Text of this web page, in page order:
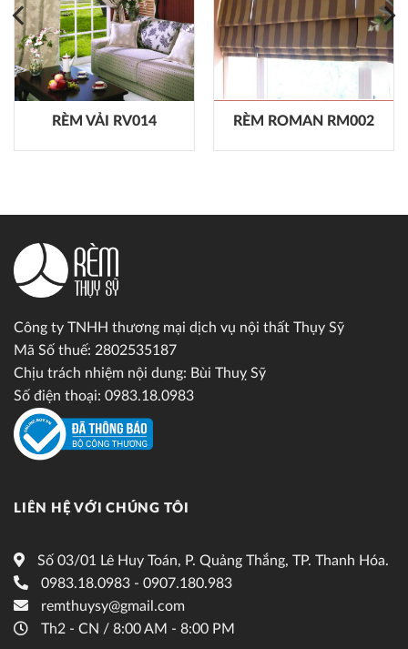
RÈM VẢI RV014 RÈM ROMAN RM002
Công ty TNHH thương mại dịch vụ nội thất Thụy Sỹ
Mã Số thuế: 2802535187
Chịu trách nhiệm nội dung: Bùi Thuỵ Sỹ
Số điện thoại: 0983.18.0983
LIÊN HỆ VỚI CHÚNG TÔI
Số 03/01 Lê Huy Toán, P. Quảng Thắng, TP. Thanh Hóa.
0983.18.0983 - 0907.180.983
remthuysy@gmail.com
Th2 - CN / 8:00 AM - 8:00 PM